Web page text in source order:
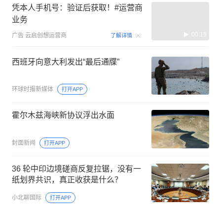
凭本人手机号：验证后获取！#运营商
业务
广告 云启创想运营商 了解详情 00:15
西班牙向意大利发出“最后通牒”
环球时报新媒体 打开APP
霍尔木兹海峡新协议浮出水面
封面新闻 打开APP
36 轮中印边境磋商反复拉锯，没有一
纸划界共识，真正收获是什么？
小北聊国际 打开APP